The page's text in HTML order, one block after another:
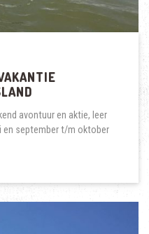
avontuur en aktie, leer
en september t/m oktober